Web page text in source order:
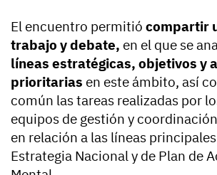
El encuentro permitió compartir
trabajo y debate, en el que se
líneas estratégicas, objetivos y
prioritarias en este ámbito, así
común las tareas realizadas por
equipos de gestión y
en relación a las líneas
Estrategia Nacional y de Plan de